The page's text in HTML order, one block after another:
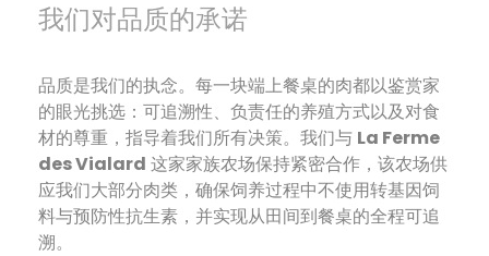
我们对品质的承诺
品质是我们的执念。每一块端上餐桌的肉都以鉴赏家
的眼光挑选：可追溯性、负责任的养殖方式以及对食
材的尊重，指导着我们所有决策。我们与 La Ferme
des Vialard 这家家族农场保持紧密合作，该农场供
应我们大部分肉类，确保饲养过程中不使用转基因饲
料与预防性抗生素，并实现从田间到餐桌的全程可追
溯。